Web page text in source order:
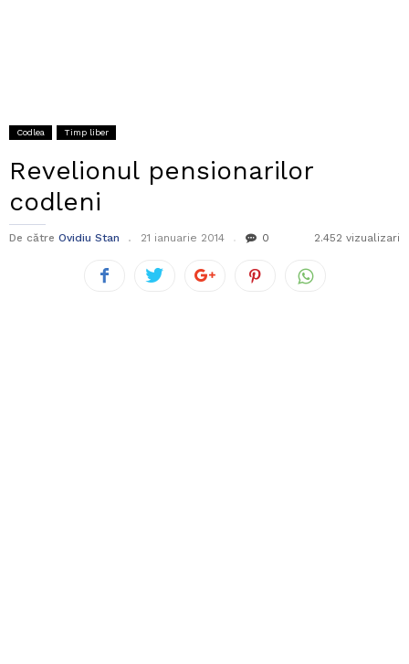
Codlea Timp liber
Revelionul pensionarilor
codleni
De către Ovidiu Stan 21 ianuarie 2014 0 2.452 vizualizari